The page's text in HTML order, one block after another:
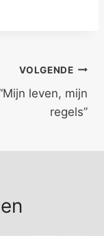
VOLGENDE
leven, mijn
regels”